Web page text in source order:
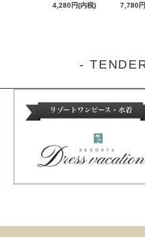
4,280円(内税)
7,780
-